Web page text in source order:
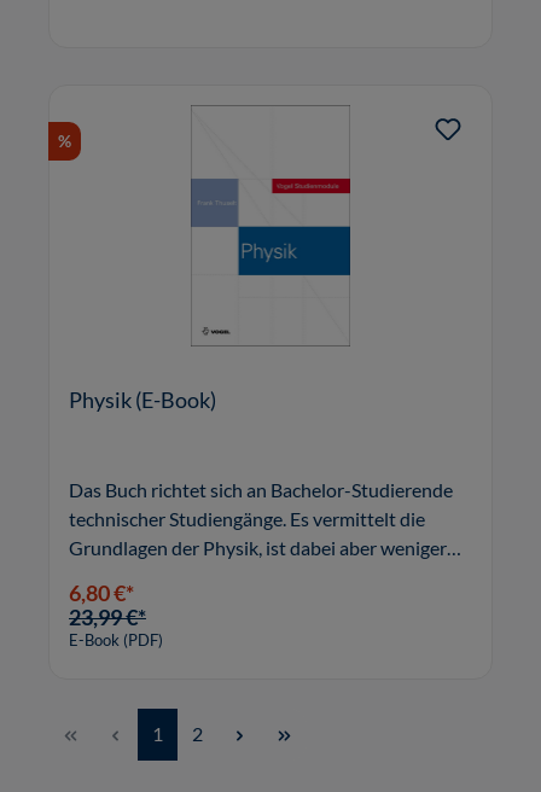
%
Physik (E-Book)
Das Buch richtet sich an Bachelor-Studierende
technischer Studiengänge. Es vermittelt die
Grundlagen der Physik, ist dabei aber weniger
Lernbuch für die Vertiefung studienrelevanter
Schwerpunkte.
6,80 €*
23,99 €*
E-Book (PDF)
Seite
1 Seite
2